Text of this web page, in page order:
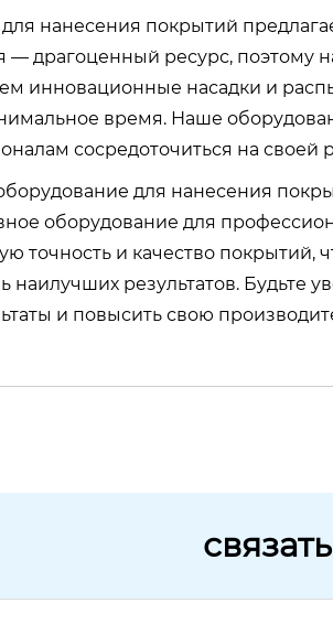
нанесения покрытий
— драгоценный ресурс, поэтому
инновационные насадки и
время. Наше
сосредоточиться на
для нанесения
оборудование для
точность и качество
наилучших результатов.
и повысить свою